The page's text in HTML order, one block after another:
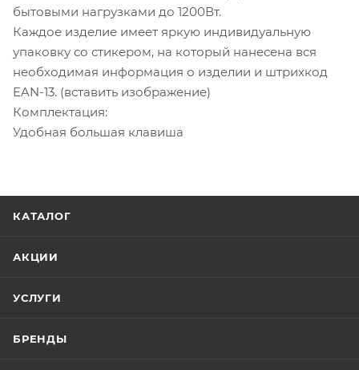
бытовыми нагрузками до 1200Вт.
Каждое изделие имеет яркую индивидуальную
упаковку со стикером, на который нанесена вся
необходимая информация о изделии и штрихкод
EAN-13. (вставить изображение)
Комплектация:
Удобная большая клавиша
КАТАЛОГ
АКЦИИ
УСЛУГИ
БРЕНДЫ